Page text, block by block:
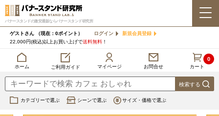
バナースタンドの激安通販ならバナースタンド研究所
ゲストさん （現在：0ポイント） ログイン
新規会員登録
22,000円(税込)以上お買い上げで送料無料 ！
ホーム ご利用ガイド マイページ お問合せ カート
0
カテゴリーで選ぶ シーンで選ぶ サイズ・価格で選ぶ